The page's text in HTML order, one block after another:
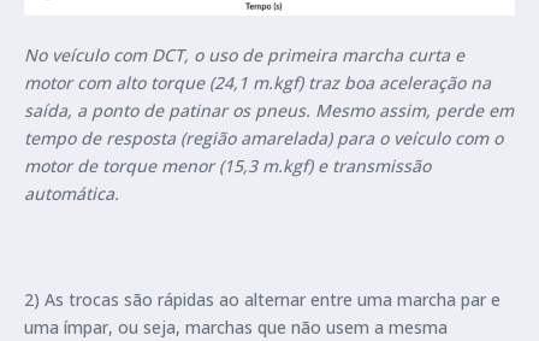
No veículo com DCT, o uso de primeira marcha curta e
motor com alto torque (24,1 m.kgf) traz boa aceleração na
saída, a ponto de patinar os pneus. Mesmo assim, perde em
tempo de resposta (região amarelada) para o veículo com o
motor de torque menor (15,3 m.kgf) e transmissão
automática.
2) As trocas são rápidas ao alternar entre uma marcha par e
uma ímpar, ou seja, marchas que não usem a mesma